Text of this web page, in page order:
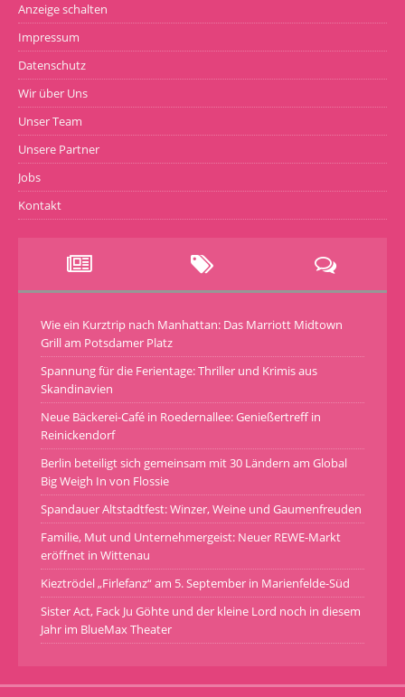
Anzeige schalten
Impressum
Datenschutz
Wir über Uns
Unser Team
Unsere Partner
Jobs
Kontakt
Wie ein Kurztrip nach Manhattan: Das Marriott Midtown
Grill am Potsdamer Platz
Spannung für die Ferientage: Thriller und Krimis aus
Skandinavien
Neue Bäckerei-Café in Roedernallee: Genießertreff in
Reinickendorf
Berlin beteiligt sich gemeinsam mit 30 Ländern am Global
Big Weigh In von Flossie
Spandauer Altstadtfest: Winzer, Weine und Gaumenfreuden
Familie, Mut und Unternehmergeist: Neuer REWE-Markt
eröffnet in Wittenau
Kieztrödel „Firlefanz“ am 5. September in Marienfelde-Süd
Sister Act, Fack Ju Göhte und der kleine Lord noch in diesem
Jahr im BlueMax Theater